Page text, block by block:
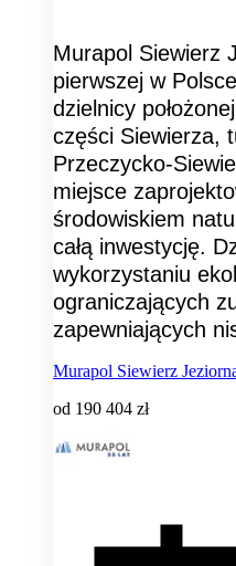
Murapol Siewierz
pierwszej w
dzielnicy
części Siewierza,
Przeczycko-
miejsce
środowiskiem
całą inwestycję.
wykorzystaniu
ograniczających
zapewniających
Murapol Siewierz
od 190 404 zł